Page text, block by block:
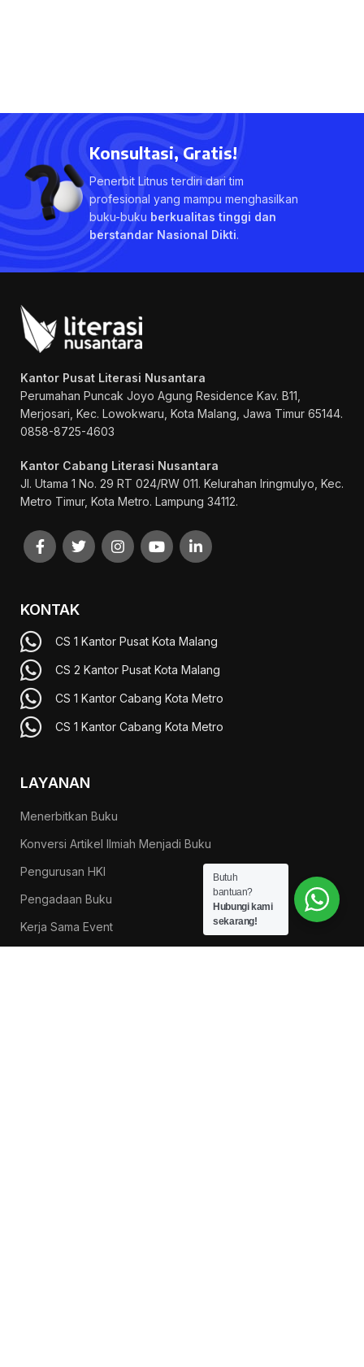
Konsultasi, Gratis!
Penerbit Litnus terdiri dari tim
profesional yang mampu menghasilkan
buku-buku berkualitas tinggi dan
berstandar Nasional Dikti.
Kantor Pusat Literasi Nusantara
Perumahan Puncak Joyo Agung Residence Kav. B11,
Merjosari, Kec. Lowokwaru, Kota Malang, Jawa Timur 65144.
0858-8725-4603
Kantor Cabang Literasi Nusantara
Jl. Utama 1 No. 29 RT 024/RW 011. Kelurahan Iringmulyo, Kec.
Metro Timur, Kota Metro. Lampung 34112.
KONTAK
CS 1 Kantor Pusat Kota Malang
CS 2 Kantor Pusat Kota Malang
CS 1 Kantor Cabang Kota Metro
CS 1 Kantor Cabang Kota Metro
LAYANAN
Menerbitkan Buku
Konversi Artikel Ilmiah Menjadi Buku
Pengurusan HKI
Pengadaan Buku
Kerja Sama Event
Butuh
bantuan?
Hubungi kami
sekarang!